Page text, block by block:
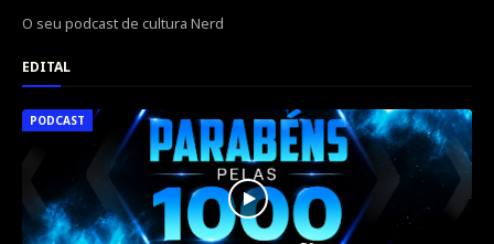
O seu podcast de cultura Nerd
EDITAL
PODCAST